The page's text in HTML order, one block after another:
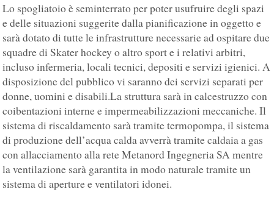
Lo spogliatoio è seminterrato per poter usufruire degli spazi
e delle situazioni suggerite dalla pianificazione in oggetto e
sarà dotato di tutte le infrastrutture necessarie ad ospitare due
squadre di Skater hockey o altro sport e i relativi arbitri,
incluso infermeria, locali tecnici, depositi e servizi igienici. A
disposizione del pubblico vi saranno dei servizi separati per
donne, uomini e disabili.La struttura sarà in calcestruzzo con
coibentazioni interne e impermeabilizzazioni meccaniche. Il
sistema di riscaldamento sarà tramite termopompa, il sistema
di produzione dell’acqua calda avverrà tramite caldaia a gas
con allacciamento alla rete Metanord Ingegneria SA mentre
la ventilazione sarà garantita in modo naturale tramite un
sistema di aperture e ventilatori idonei.